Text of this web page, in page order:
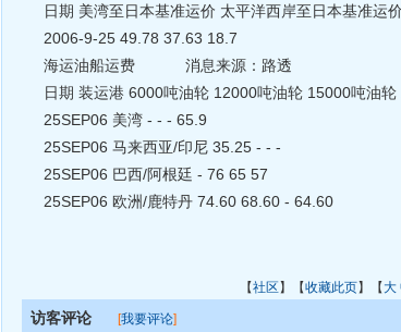
日期 美湾至日本基准运价 太平洋西岸至日本基准运
2006-9-25 49.78 37.63 18.7
海运油船运费 消息来源：路透 单
日期 装运港 6000吨油轮 12000吨油轮 15000吨油轮
25SEP06 美湾 - - - 65.9
25SEP06 马来西亚/印尼 35.25 - - -
25SEP06 巴西/阿根廷 - 76 65 57
25SEP06 欧洲/鹿特丹 74.60 68.60 - 64.60
【社区】【收藏此页】【大
访客评论 [我要评论]